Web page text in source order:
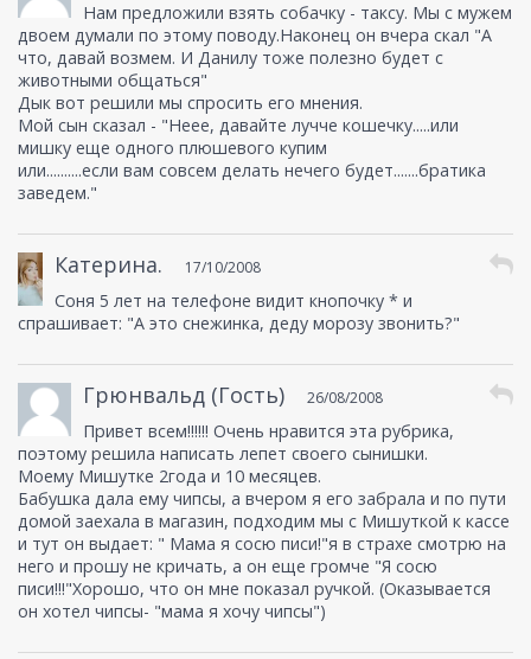
Нам предложили взять собачку - таксу. Мы с мужем
двоем думали по этому поводу.Наконец он вчера скал "А
что, давай возмем. И Данилу тоже полезно будет с
животными общаться"
Дык вот решили мы спросить его мнения.
Мой сын сказал - "Неее, давайте лучче кошечку.....или
мишку еще одного плюшевого купим
или..........если вам совсем делать нечего будет.......братика
заведем."
Катерина. 17/10/2008
Соня 5 лет на телефоне видит кнопочку * и
спрашивает: "А это снежинка, деду морозу звонить?"
Грюнвальд (Гость) 26/08/2008
Привет всем!!!!!! Очень нравится эта рубрика,
поэтому решила написать лепет своего сынишки.
Моему Мишутке 2года и 10 месяцев.
Бабушка дала ему чипсы, а вчером я его забрала и по пути
домой заехала в магазин, подходим мы с Мишуткой к кассе
и тут он выдает: " Мама я сосю писи!"я в страхе смотрю на
него и прошу не кричать, а он еще громче "Я сосю
писи!!!"Хорошо, что он мне показал ручкой. (Оказывается
он хотел чипсы- "мама я хочу чипсы")